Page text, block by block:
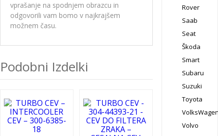
vprašanje na spodnjem obrazcu in
odgovorili vam bomo v najkrajšem
možnem času.
Podobni Izdelki
Rover
Saab
Seat
Škoda
Smart
Subaru
Suzuki
Toyota
Volvo